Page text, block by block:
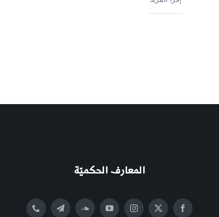
المعارف الحكميّة